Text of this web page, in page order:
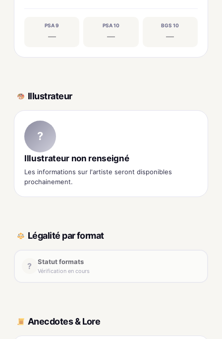
PSA 9
—
PSA 10
—
BGS 10
—
Illustrateur
?
Illustrateur non renseigné
Les informations sur l'artiste seront disponibles
prochainement.
Légalité par format
? Statut formats
Vérification en cours
Anecdotes & Lore